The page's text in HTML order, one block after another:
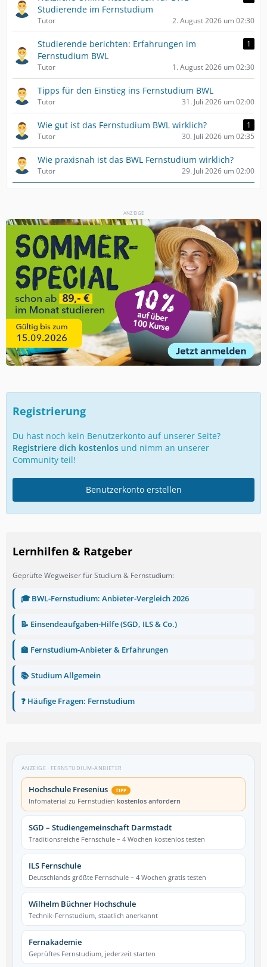
Studierende im Fernstudium
Tutor 2. August 2026 um 02:30
Studierende berichten: Erfahrungen im
Fernstudium BWL
1
Tutor 1. August 2026 um 02:30
Tipps für den Einstieg ins Fernstudium BWL
Tutor 31. Juli 2026 um 02:00
Wie gut ist das Fernstudium BWL wirklich?
1
Tutor
30. Juli 2026 um 02:35
Wie praxisnah ist das BWL Fernstudium wirklich?
Tutor 29. Juli 2026 um 02:00
ANZEIGE
Registrierung
Du hast noch kein Benutzerkonto auf unserer Seite?
Registriere dich kostenlos und nimm an unserer
Community teil!
Benutzerkonto erstellen
Lernhilfen & Ratgeber
Geprüfte Wegweiser für Studium & Fernstudium:
🎓 BWL-Fernstudium: Anbieter-Vergleich 2026
📝 Einsendeaufgaben-Hilfe (SGD, ILS & Co.)
🏫 Fernstudium-Anbieter & Erfahrungen
📚 Studium Allgemein
❓ Häufige Fragen: Fernstudium
ANZEIGE · FERNSTUDIUM-ANBIETER
Hochschule Fresenius TIPP
Infomaterial zu Fernstudien kostenlos anfordern
SGD – Studiengemeinschaft Darmstadt
Traditionsreiche Fernschule – 4 Wochen kostenlos testen
ILS Fernschule
Deutschlands größte Fernschule – 4 Wochen gratis testen
Wilhelm Büchner Hochschule
Technik-Fernstudium, staatlich anerkannt
Fernakademie
Geprüftes Fernstudium, jederzeit starten